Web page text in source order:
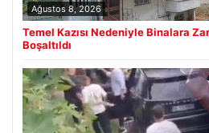
Ağustos 8, 2026
Temel Kazısı Nedeniyle Binalara
Boşaltıldı